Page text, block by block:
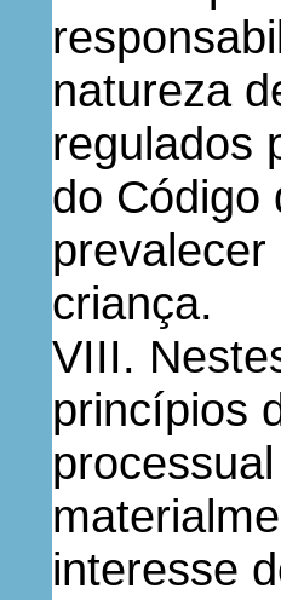
natureza
regulados
do Código
criança.
VIII.
princípios
interesse